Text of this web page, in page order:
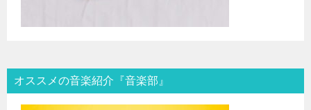
オススメの音楽紹介『音楽部』